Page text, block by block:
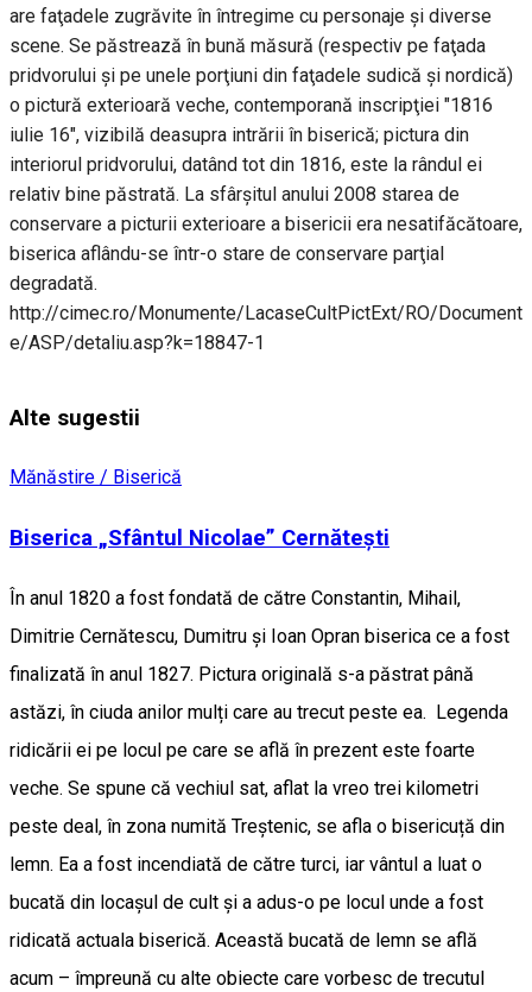
are faţadele zugrăvite în întregime cu personaje şi diverse
scene. Se păstrează în bună măsură (respectiv pe faţada
pridvorului şi pe unele porţiuni din faţadele sudică şi nordică)
o pictură exterioară veche, contemporană inscripţiei "1816
iulie 16", vizibilă deasupra intrării în biserică; pictura din
interiorul pridvorului, datând tot din 1816, este la rândul ei
relativ bine păstrată. La sfârşitul anului 2008 starea de
conservare a picturii exterioare a bisericii era nesatifăcătoare,
biserica aflându-se într-o stare de conservare parţial
degradată.
http://cimec.ro/Monumente/LacaseCultPictExt/RO/Document
e/ASP/detaliu.asp?k=18847-1
Alte sugestii
Mănăstire / Biserică
Biserica „Sfântul Nicolae” Cernătești
În anul 1820 a fost fondată de către Constantin, Mihail,
Dimitrie Cernătescu, Dumitru şi Ioan Opran biserica ce a fost
finalizată în anul 1827. Pictura originală s-a păstrat până
astăzi, în ciuda anilor mulți care au trecut peste ea. Legenda
ridicării ei pe locul pe care se află în prezent este foarte
veche. Se spune că vechiul sat, aflat la vreo trei kilometri
peste deal, în zona numită Treștenic, se afla o bisericuță din
lemn. Ea a fost incendiată de către turci, iar vântul a luat o
bucată din locașul de cult și a adus-o pe locul unde a fost
ridicată actuala biserică. Această bucată de lemn se află
acum – împreună cu alte obiecte care vorbesc de trecutul